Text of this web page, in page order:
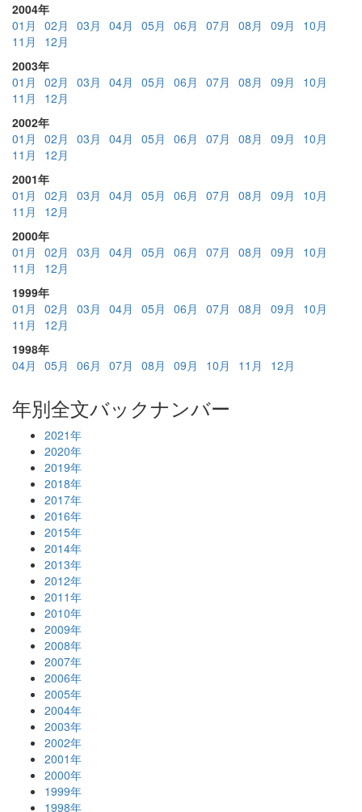
2004年
01月
02月 03月 04月 05月 06月 07月 08月 09月
10月
11月
12月
2003年
01月
02月 03月 04月 05月 06月 07月 08月 09月
10月
11月
12月
2002年
01月
02月 03月 04月 05月 06月 07月 08月 09月
10月
11月
12月
2001年
01月
02月 03月 04月 05月 06月 07月 08月 09月
10月
11月
12月
2000年
01月
02月 03月 04月 05月 06月 07月 08月 09月
10月
11月
12月
1999年
01月
02月 03月 04月 05月 06月 07月 08月 09月
10月
11月
12月
1998年
04月
05月 06月 07月 08月 09月 10月 11月 12月
年別全文バックナンバー
2021年
2020年
2019年
2018年
2017年
2016年
2015年
2014年
2013年
2012年
2011年
2010年
2009年
2008年
2007年
2006年
2005年
2004年
2003年
2002年
2001年
2000年
1999年
1998年